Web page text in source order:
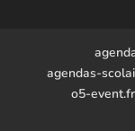
agendas-
o5-event.fr